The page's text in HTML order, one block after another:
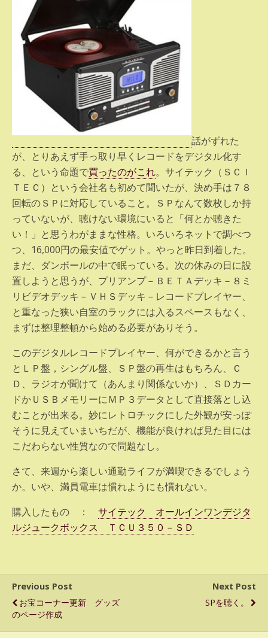
話がずれた
が、とりあえず手っ取り早くレコードをデジタル化す
る、という命題で買ったのがこれ。サイテック（ＳＣＩ
ＴＥＣ）という会社名も初めて聞いたが、決め手は７８
回転のＳＰに対応していること。ＳＰなんて数枚しか持
っていないが、聴けない環境にいると「何とか聴きた
い！」と思うわがままな性格。いろいろネットで調べつ
つ、16,000円の最安値でゲット。やっと昨日到着した。
まだ、ダンボールの中で眠っている。次の休みの日に設
置しようと思うが、プリアンプ－ＢＥＴＡデッキ－８ミ
リビデオデッキ－ＶＨＳデッキ－レコードプレイヤー、
と重なった狭い自室のラックには入るスペースもなく、
まずは整理整頓から始める必要がありそう。
このデジタルレコードプレイヤー、何ができるかと言う
とＬＰ盤，シングル盤、ＳＰ盤の再生はもちろん、Ｃ
Ｄ、ラジオが聞けて（あんまり関係ないか）、ＳＤカー
ドかＵＳＢメモリーにＭＰ３データとして直接落とし込
むことが出来る。妙にレトロチックにした外観が安っぽ
そうに見えていまいちだが、機能が良ければ見た目には
こだわらない性質なので問題なし。
さて、来週から楽しい通勤ライフが満喫できるでしょう
か。いや、満員電車は慣れようにも慣れない。
購入したもの ： サイテック オールインワンデジタ
ルジュークボックス ＴＣＵ３５０－ＳＤ
Previous Post
お宝コーナー更新 グッズ
のページ作成
Next Post
SPを聴く。